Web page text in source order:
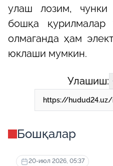
улаш лозим, чунки
бошқа қурилмалар
олмаганда ҳам
юклаши мумкин.
Улашиш:
Бошқалар
20-июл 2026, 05:37